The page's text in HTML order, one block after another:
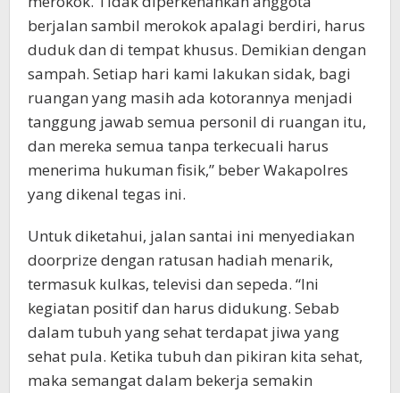
berjalan sambil merokok apalagi berdiri, harus
duduk dan di tempat khusus. Demikian dengan
sampah. Setiap hari kami lakukan sidak, bagi
ruangan yang masih ada kotorannya menjadi
tanggung jawab semua personil di ruangan itu,
dan mereka semua tanpa terkecuali harus
menerima hukuman fisik,” beber Wakapolres
yang dikenal tegas ini.
Untuk diketahui, jalan santai ini menyediakan
doorprize dengan ratusan hadiah menarik,
termasuk kulkas, televisi dan sepeda. “Ini
kegiatan positif dan harus didukung. Sebab
dalam tubuh yang sehat terdapat jiwa yang
sehat pula. Ketika tubuh dan pikiran kita sehat,
maka semangat dalam bekerja semakin